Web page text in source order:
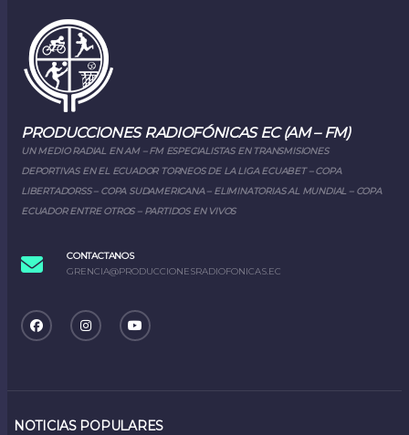
PRODUCCIONES RADIOFÓNICAS EC (AM – FM)
UN MEDIO RADIAL EN AM – FM ESPECIALISTAS EN TRANSMISIONES
DEPORTIVAS EN EL ECUADOR TORNEOS DE LA LIGA ECUABET – COPA
LIBERTADORSS – COPA SUDAMERICANA – ELIMINATORIAS AL MUNDIAL – COPA
ECUADOR ENTRE OTROS – PARTIDOS EN VIVOS
CONTACTANOS
GRENCIA@PRODUCCIONESRADIOFONICAS.EC
NOTICIAS POPULARES